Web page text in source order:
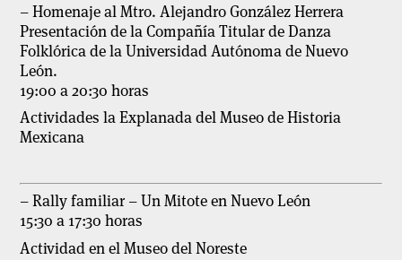
– Homenaje al Mtro. Alejandro González Herrera
Presentación de la Compañía Titular de Danza
Folklórica de la Universidad Autónoma de Nuevo
León.
19:00 a 20:30 horas
Actividades la Explanada del Museo de Historia
Mexicana
– Rally familiar – Un Mitote en Nuevo León
15:30 a 17:30 horas
Actividad en el Museo del Noreste